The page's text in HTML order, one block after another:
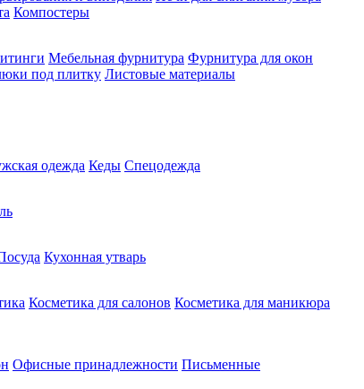
Компостеры
Мебельная фурнитура Фурнитура для окон
под плитку Листовые материалы
одежда Кеды Спецодежда
Кухонная утварь
Косметика для салонов Косметика для маникюра
Офисные принадлежности Письменные